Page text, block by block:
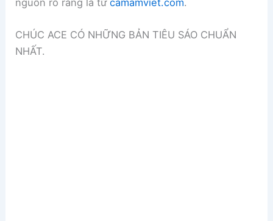
nguồn rõ ràng là từcamamviet.com.
CHÚC ACE CÓ NHỮNG BẢN TIÊU SÁO CHUẨN
NHẤT.